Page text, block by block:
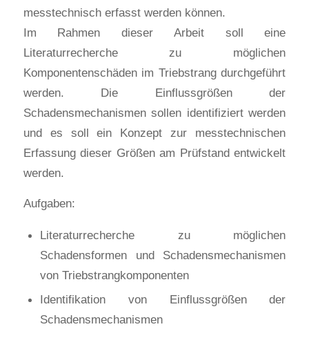
messtechnisch erfasst werden können.
Im Rahmen dieser Arbeit soll eine
Literaturrecherche zu möglichen
Komponentenschäden im Triebstrang durchgeführt
werden. Die Einflussgrößen der
Schadensmechanismen sollen identifiziert werden
und es soll ein Konzept zur messtechnischen
Erfassung dieser Größen am Prüfstand entwickelt
werden.
Aufgaben:
Literaturrecherche zu möglichen
Schadensformen und Schadensmechanismen
von Triebstrangkomponenten
Identifikation von Einflussgrößen der
Schadensmechanismen